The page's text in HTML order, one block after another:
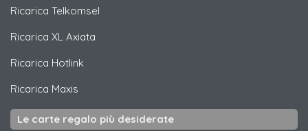
Ricarica Telkomsel
Ricarica XL Axiata
Ricarica Hotlink
Ricarica Maxis
Le carte regalo più desiderate